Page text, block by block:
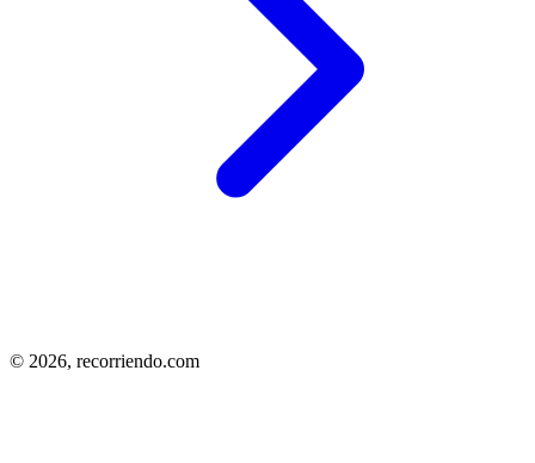
© 2026, recorriendo.com